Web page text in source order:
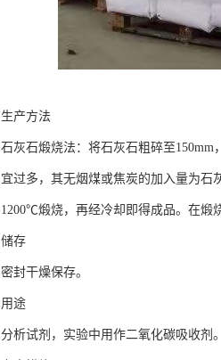
生产方法
石灰石煅烧法：将石灰石粗碎至
宜过多，其无烟煤或焦炭的加入量为石
1200℃煅烧，再经冷却即得成品。在煅
储存
密封干燥保存。
用途
分析试剂，实验中用作二氧化碳吸收剂